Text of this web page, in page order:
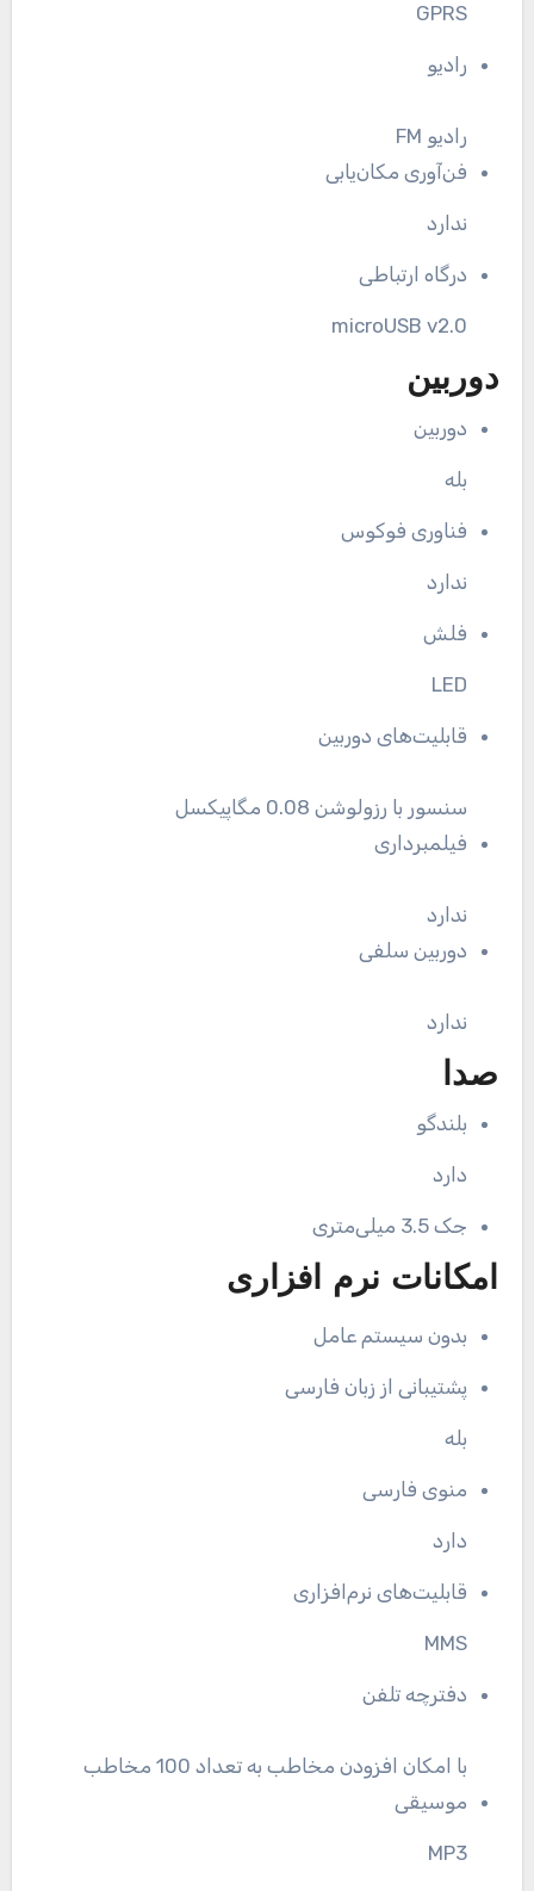
GPRS
رادیو
رادیو FM
فن‌آوری مکان‌یابی
ندارد
درگاه ارتباطی
microUSB v2.0
دوربین
دوربین
بله
فناوری فوکوس
ندارد
فلش
LED
قابلیت‌های دوربین
سنسور با رزولوشن 0.08 مگاپیکسل
فیلمبرداری
ندارد
دوربین سلفی
ندارد
صدا
بلندگو
دارد
جک 3.5 میلی‌متری
امکانات نرم افزاری
بدون سیستم عامل
پشتیبانی از زبان فارسی
بله
منوی فارسی
دارد
قابلیت‌های نرم‌افزاری
MMS
دفترچه تلفن
با امکان افزودن مخاطب به تعداد 100 مخاطب
موسیقی
MP3